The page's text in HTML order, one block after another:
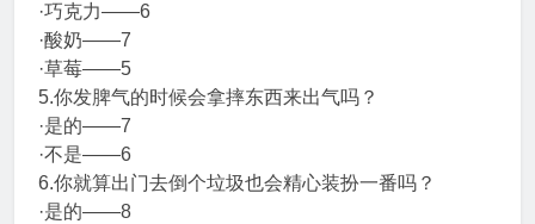
·巧克力——6
·酸奶——7
·草莓——5
5.你发脾气的时候会拿摔东西来出气吗？
·是的——7
·不是——6
6.你就算出门去倒个垃圾也会精心装扮一番吗？
·是的——8